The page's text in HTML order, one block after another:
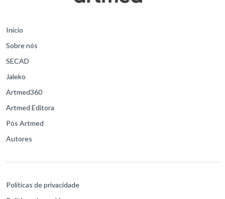
Início
Sobre nós
SECAD
Jaleko
Artmed360
Artmed Editora
Pós Artmed
Autores
Políticas de privacidade